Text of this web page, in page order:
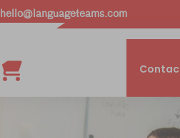
hello@languageteams.com